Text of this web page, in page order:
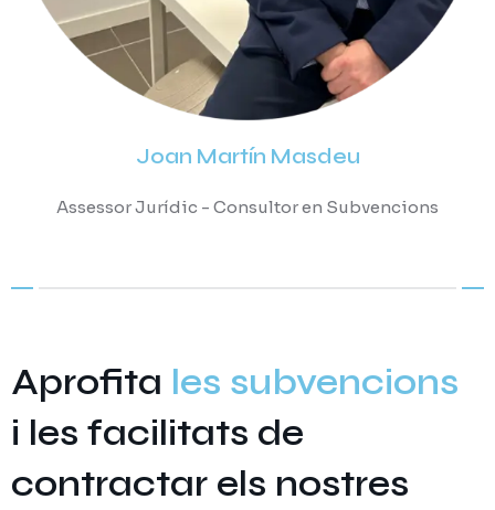
Joan Martín Masdeu
Assessor Jurídic - Consultor en Subvencions
Aprofita les subvencions
i les facilitats de
contractar els nostres